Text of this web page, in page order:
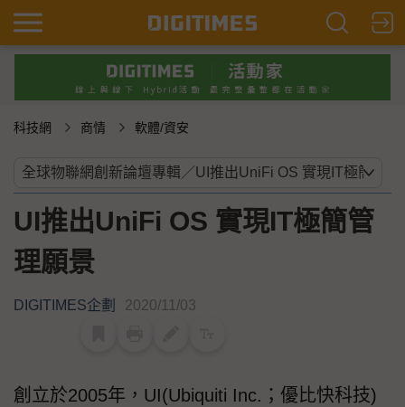
科技網 商情 軟體/資安
UI推出UniFi OS 實現IT極簡管
理願景
DIGITIMES企劃 2020/11/03
創立於2005年，UI(Ubiquiti Inc.；優比快科技)